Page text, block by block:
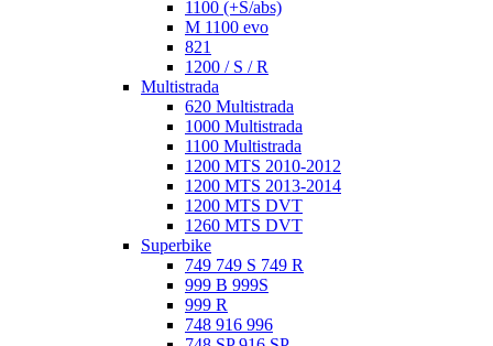
1100 (+S/abs)
M 1100 evo
821
1200 / S / R
Multistrada
620 Multistrada
1000 Multistrada
1100 Multistrada
1200 MTS 2010-2012
1200 MTS 2013-2014
1200 MTS DVT
1260 MTS DVT
Superbike
749 749 S 749 R
999 B 999S
999 R
748 916 996